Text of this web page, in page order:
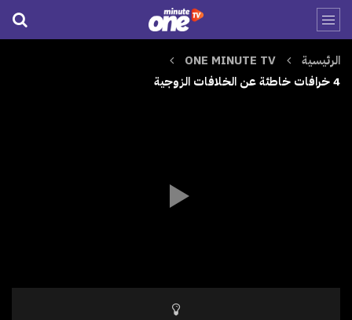
الرئيسية
ONE MINUTE TV
4 خرافات خاطئة عن الخلافات الزوجية